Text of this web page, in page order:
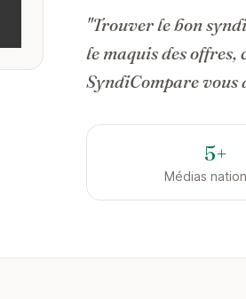
"Trouver le bon
le maquis des
SyndiCompare vous
5+
Médias